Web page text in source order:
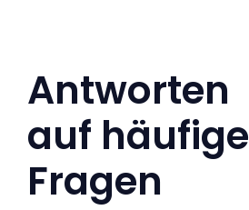
Antworten
auf häufige
Fragen